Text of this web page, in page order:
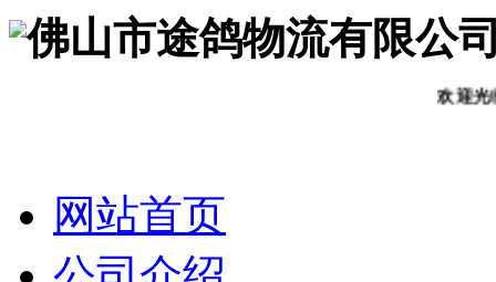
佛山市途鸽物流有限公
欢迎光临！客户
网站首页